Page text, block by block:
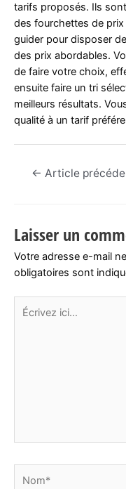
tarifs proposés. Ils
des fourchettes de
guider pour disposer
des prix abordables.
de faire votre choix,
ensuite faire un tri
meilleurs résultats.
qualité à un tarif
Navigation
← Article
Laisser un
Votre adresse e-mail
obligatoires sont
Écrivez
ici…